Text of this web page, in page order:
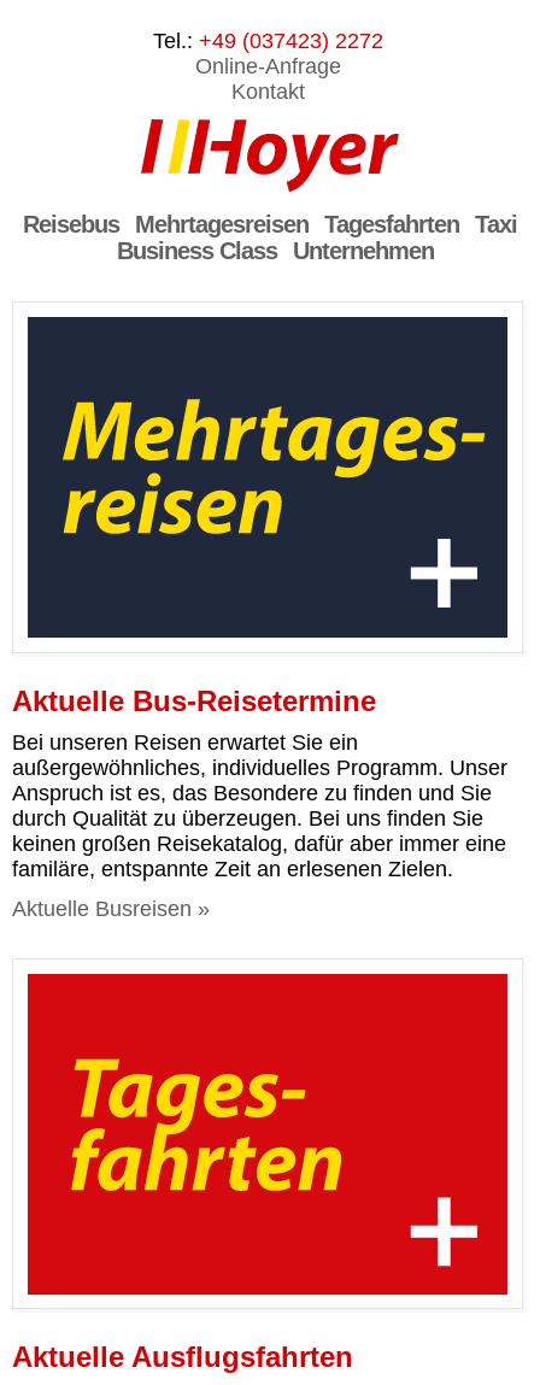
Tel.: +49 (037423) 2272
Online-Anfrage
Kontakt
Reisebus Mehrtagesreisen Tagesfahrten Taxi
Business Class
Unternehmen
Aktuelle Bus-Reisetermine
Bei unseren Reisen erwartet Sie ein
außergewöhnliches, individuelles Programm. Unser
Anspruch ist es, das Besondere zu finden und Sie
durch Qualität zu überzeugen. Bei uns finden Sie
keinen großen Reisekatalog, dafür aber immer eine
familäre, entspannte Zeit an erlesenen Zielen.
Aktuelle Busreisen »
Aktuelle Ausflugsfahrten